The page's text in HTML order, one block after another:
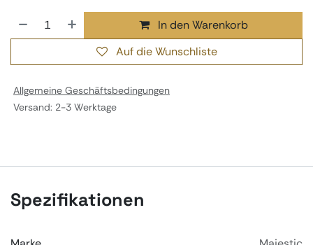
In den Warenkorb
Auf die Wunschliste
Allgemeine Geschäftsbedingungen
Versand: 2-3 Werktage
Spezifikationen